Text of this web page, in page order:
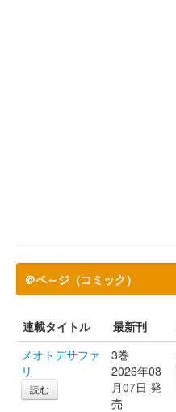
＠ペ～ジ（コミック）
連載タイトル 最新刊
メオトデサファ
リ
読む
3巻
2026年08
月07日 発
売